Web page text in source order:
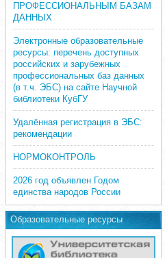
ПРОФЕССИОНАЛЬНЫМ БАЗАМ
ДАННЫХ
Электронные образовательные
ресурсы: перечень доступных
российских и зарубежных
профессиональных баз данных
(в т.ч. ЭБС) на сайте Научной
библиотеки КубГУ
Удалённая регистрация в ЭБС:
рекомендации
НОРМОКОНТРОЛЬ
2026 год объявлен Годом
единства народов России
Образовательные ресурсы